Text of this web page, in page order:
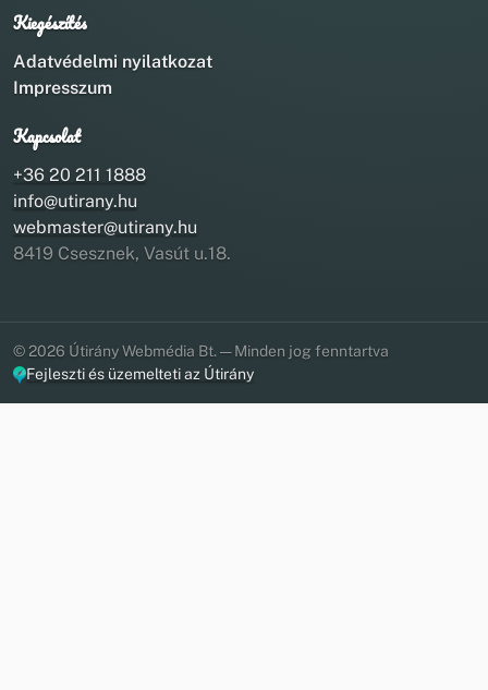
Kiegészítés
Adatvédelmi nyilatkozat
Impresszum
Kapcsolat
+36 20 211 1888
info@utirany.hu
webmaster@utirany.hu
8419 Csesznek, Vasút u.18.
© 2026 Útirány Webmédia Bt. — Minden jog fenntartva
Fejleszti és üzemelteti az Útirány